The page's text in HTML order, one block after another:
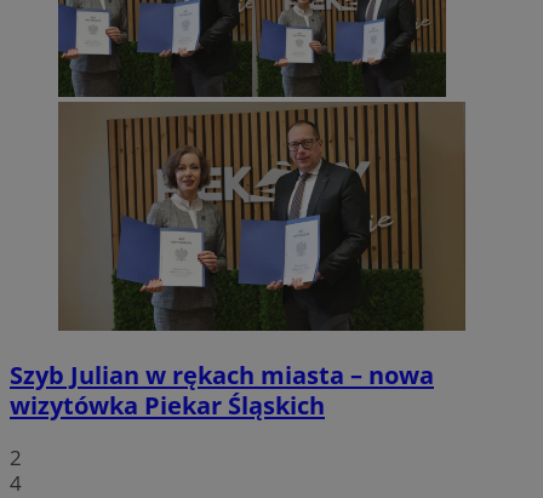
Szyb Julian w rękach miasta – nowa
wizytówka Piekar Śląskich
2
4